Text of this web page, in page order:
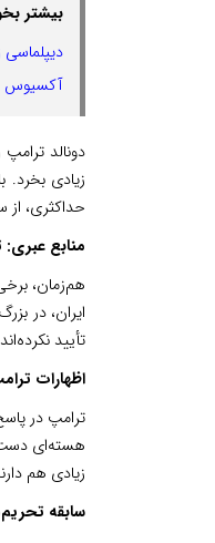
بیشتر
دیپلماسی
آکسیوس
دونالد
زیادی بخرد.
حداکثری، از سال ۲۰۱۸ تحریم‌های سختی علیه صادرات نفت ایران به
منابع
هم‌زمان،
تأیید
اظهارات
ترامپ در
هسته‌ای دست
زیادی هم
سابقه